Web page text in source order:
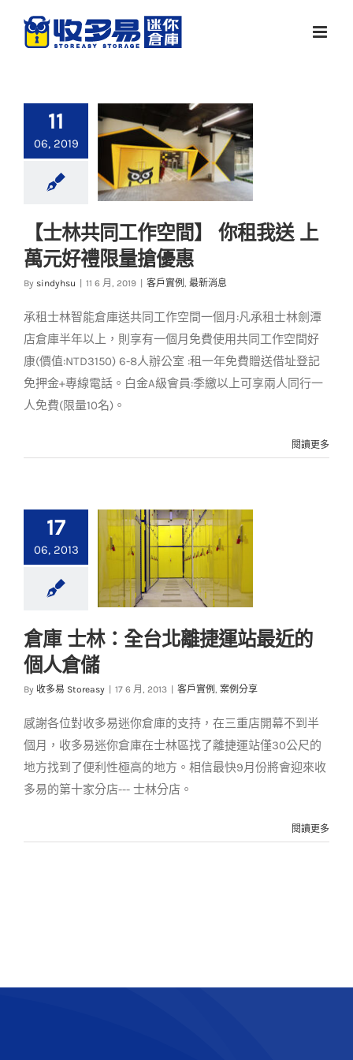
11
06, 2019
【士林共同工作空
間】 你租我送 上萬元
好禮限量搶優惠
【士林共同工作空間】 你租我送 上
萬元好禮限量搶優惠
By sindyhsu 11 6 月, 2019 客戶實例 , 最新消息
承租士林智能倉庫送共同工作空間一個月:凡承租士林劍潭
店倉庫半年以上，則享有一個月免費使用共同工作空間好
康(價值:NTD3150) 6-8人辦公室 :租一年免費贈送借址登記
免押金+專線電話。白金A級會員:季繳以上可享兩人同行一
人免費(限量10名)。
閱讀更多
17
06, 2013
倉庫 士林：全台北離
儲
倉庫 士林：全台北離捷運站最近的
個人倉儲
By 收多易 Storeasy 17 6 月, 2013 客戶實例 , 案例分享
感謝各位對收多易迷你倉庫的支持，在三重店開幕不到半
個月，收多易迷你倉庫在士林區找了離捷運站僅30公尺的
地方找到了便利性極高的地方。相信最快9月份將會迎來收
多易的第十家分店--- 士林分店。
閱讀更多